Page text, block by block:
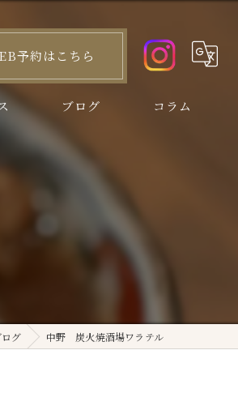
予約はこちら
ブログ コラム
ログ 中野 炭火焼酒場ワラテル